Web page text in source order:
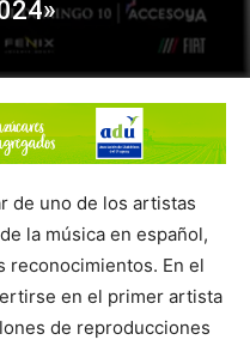
de uno de los artistas
la música en español,
reconocimientos. En el
en el primer artista
de reproducciones